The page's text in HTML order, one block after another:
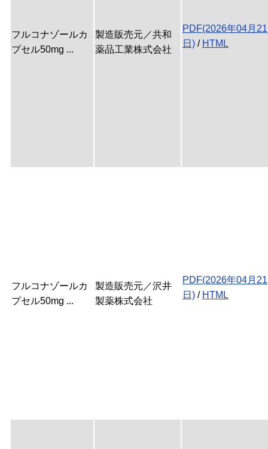
フルコナゾールカ
プセル50mg ...
製造販売元／共和
薬品工業株式会社
PDF(2026年04月21
日) / HTML
フルコナゾールカ
プセル50mg ...
製造販売元／沢井
製薬株式会社
PDF(2026年04月21
日) / HTML